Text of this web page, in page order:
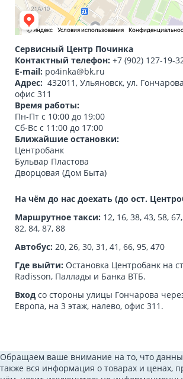
Сервисный Центр Починка
Контактный телефон: +7 (902) 127-19-
E-mail: po4inka@bk.ru
Адрес: 432011, Ульяновск, ул.
офис 311
Время работы:
Пн-Пт с 10:00 до 19:00
Сб-Вс с 11:00 до 17:00
Ближайшие остановки:
Центробанк
Бульвар Пластова
Дворцовая (Дом Быта)
На чём до нас доехать (до ост.
Маршрутное такси: 12, 16, 38, 43, 58,
82, 84, 87, 88
Автобус: 20, 26, 30, 31, 41, 66, 95, 470
Где выйти: Остановка Центробанк на
Radisson, Паллады и Банка ВТБ.
Вход со стороны улицы Гончарова
Европа, на 3 этаж, налево, офис 311.
Обращаем ваше внимание на то, что
также вся информация о товарах и ценах,